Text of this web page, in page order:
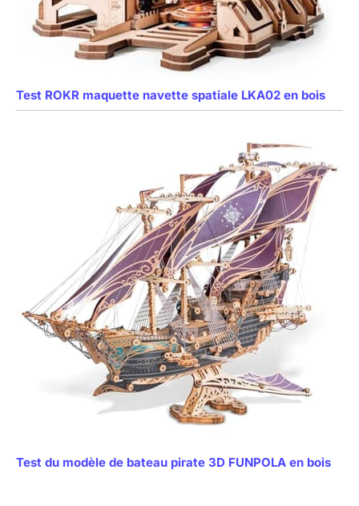
Test ROKR maquette navette spatiale LKA02 en bois
Test du modèle de bateau pirate 3D FUNPOLA en bois